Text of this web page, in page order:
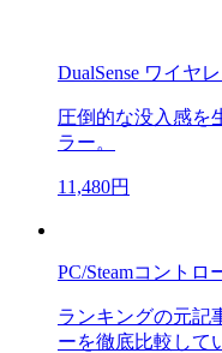
DualSense ワイヤ
圧倒的な没入感を
ラー。
11,480円
PC/Steamコント
ランキングの元記
ーを徹底比較して